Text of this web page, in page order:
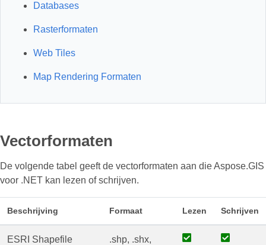
Databases
Rasterformaten
Web Tiles
Map Rendering Formaten
Vectorformaten
De volgende tabel geeft de vectorformaten aan die Aspose.GIS
voor .NET kan lezen of schrijven.
Beschrijving Formaat Lezen Schrijven
ESRI Shapefile
.shp, .shx,